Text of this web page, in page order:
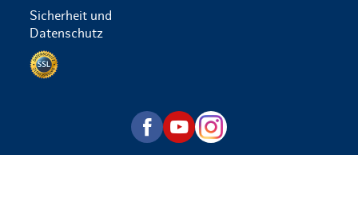
Sicherheit und
Datenschutz